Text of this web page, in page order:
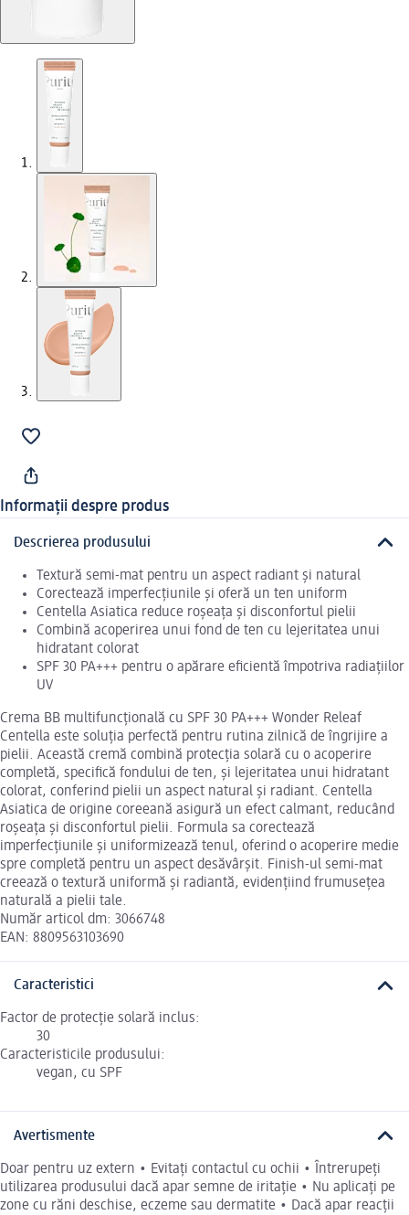
Informații despre produs
Descrierea produsului
Textură semi-mat pentru un aspect radiant și natural
Corectează imperfecțiunile și oferă un ten uniform
Centella Asiatica reduce roșeața și disconfortul pielii
Combină acoperirea unui fond de ten cu lejeritatea unui
hidratant colorat
SPF 30 PA+++ pentru o apărare eficientă împotriva radiațiilor
UV
Crema BB multifuncțională cu SPF 30 PA+++ Wonder Releaf
Centella este soluția perfectă pentru rutina zilnică de îngrijire a
pielii. Această cremă combină protecția solară cu o acoperire
completă, specifică fondului de ten, și lejeritatea unui hidratant
colorat, conferind pielii un aspect natural și radiant. Centella
Asiatica de origine coreeană asigură un efect calmant, reducând
roșeața și disconfortul pielii. Formula sa corectează
imperfecțiunile și uniformizează tenul, oferind o acoperire medie
spre completă pentru un aspect desăvârșit. Finish-ul semi-mat
creează o textură uniformă și radiantă, evidențiind frumusețea
naturală a pielii tale.
Număr articol dm: 3066748
EAN: 8809563103690
Caracteristici
Factor de protecție solară inclus:
30
Caracteristicile produsului:
vegan, cu SPF
Avertismente
Doar pentru uz extern • Evitați contactul cu ochii • Întrerupeți
utilizarea produsului dacă apar semne de iritație • Nu aplicați pe
zone cu răni deschise, eczeme sau dermatite • Dacă apar reacții